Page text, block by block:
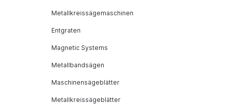
Metallkreissägemaschinen
Entgraten
Magnetic Systems
Metallbandsägen
Maschinensägeblätter
Metallkreissägeblätter